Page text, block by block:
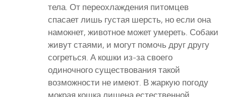
тела. От переохлаждения питомцев
спасает лишь густая шерсть, но если она
намокнет, животное может умереть. Собаки
живут стаями, и могут помочь друг другу
согреться. А кошки из-за своего
одиночного существования такой
возможности не имеют. В жаркую погоду
мокрая кошка лишена естественной